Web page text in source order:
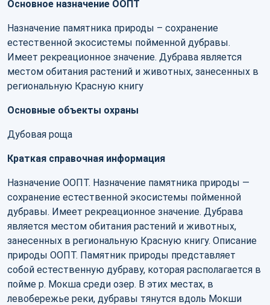
Основное назначение ООПТ
Назначение памятника природы – сохранение
естественной экосистемы пойменной дубравы.
Имеет рекреационное значение. Дубрава является
местом обитания растений и животных, занесенных в
региональную Красную книгу
Основные объекты охраны
Дубовая роща
Краткая справочная информация
Назначение ООПТ. Назначение памятника природы —
сохранение естественной экосистемы пойменной
дубравы. Имеет рекреационное значение. Дубрава
является местом обитания растений и животных,
занесенных в региональную Красную книгу. Описание
природы ООПТ. Памятник природы представляет
собой естественную дубраву, которая располагается в
пойме р. Мокша среди озер. В этих местах, в
левобережье реки, дубравы тянутся вдоль Мокши